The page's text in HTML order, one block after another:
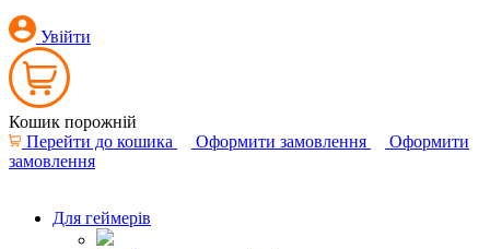
Увійти
Кошик порожній
Перейти до кошика
Оформити замовлення
Оформити
замовлення
Для геймерів